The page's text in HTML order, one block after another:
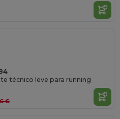
técnico leve para running
€